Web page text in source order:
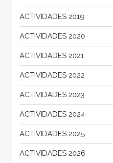
ACTIVIDADES 2019
ACTIVIDADES 2020
ACTIVIDADES 2021
ACTIVIDADES 2022
ACTIVIDADES 2023
ACTIVIDADES 2024
ACTIVIDADES 2025
ACTIVIDADES 2026